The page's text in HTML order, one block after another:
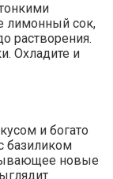
лимонный сок,
растворения.
Охладите и
и богато
базиликом
новые